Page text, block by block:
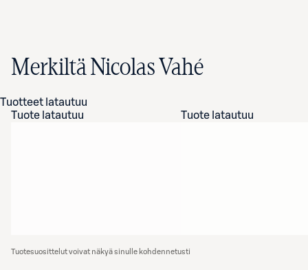
Merkiltä Nicolas Vahé
Tuotteet latautuu
Tuote latautuu
Tuote latautuu
Tuotesuosittelut voivat näkyä sinulle kohdennetusti